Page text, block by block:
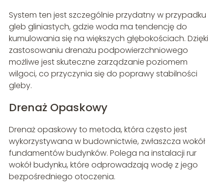
System ten jest szczególnie przydatny w przypadku
gleb gliniastych, gdzie woda ma tendencję do
kumulowania się na większych głębokościach. Dzięki
zastosowaniu drenażu podpowierzchniowego
możliwe jest skuteczne zarządzanie poziomem
wilgoci, co przyczynia się do poprawy stabilności
gleby.
Drenaż Opaskowy
Drenaż opaskowy to metoda, która często jest
wykorzystywana w budownictwie, zwłaszcza wokół
fundamentów budynków. Polega na instalacji rur
wokół budynku, które odprowadzają wodę z jego
bezpośredniego otoczenia.